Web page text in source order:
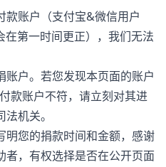
款账户（支付宝&微信用户
在第一时间更正），我们无法
账户。若您发现本页面的账户
款账户不符，请立刻对其进
机关。
明您的捐款时间和金额，感谢
者，有权选择是否在公开页面